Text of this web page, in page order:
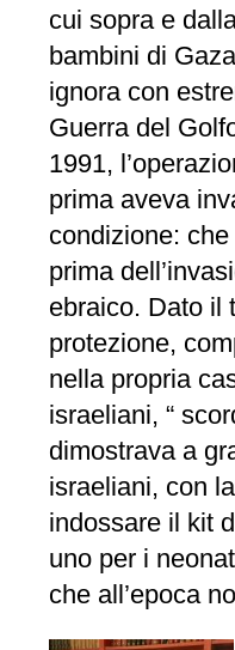
cui sopra e
bambini di
ignora con
Guerra del
1991,
prima aveva
condizione:
prima
ebraico. Dato il
protezione,
nella propria
israeliani, “
dimostrava a
israeliani, con
indossare il kit
uno per i
che all’epoca